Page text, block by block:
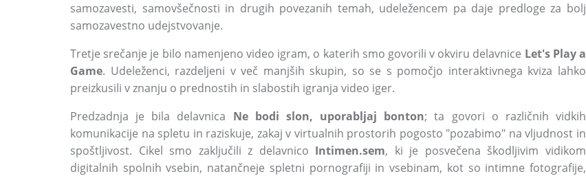
samozavesti, samovšečnosti in drugih povezanih temah, udeležencem pa daje predloge za bolj
samozavestno udejstvovanje.
Tretje srečanje je bilo namenjeno video igram, o katerih smo govorili v okviru delavnice Let's Play a
Game. Udeleženci, razdeljeni v več manjših skupin, so se s pomočjo interaktivnega kviza lahko
preizkusili v znanju o prednostih in slabostih igranja video iger.
Predzadnja je bila delavnica Ne bodi slon, uporabljaj bonton; ta govori o različnih vidkih
komunikacije na spletu in raziskuje, zakaj v virtualnih prostorih pogosto "pozabimo" na vljudnost in
spoštljivost. Cikel smo zaključili z delavnico Intimen.sem, ki je posvečena škodljivim vidikom
digitalnih spolnih vsebin, natančneje spletni pornografiji in vsebinam, kot so intimne fotografije,